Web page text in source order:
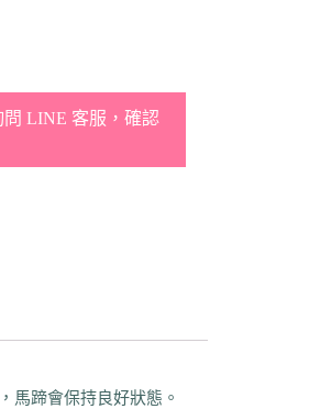
LINE 客服，確認
馬蹄會保持良好狀態。